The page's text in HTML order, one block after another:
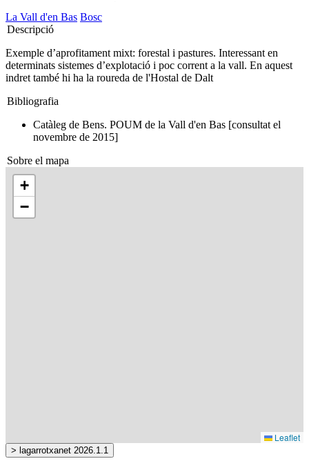
La Vall d'en Bas Bosc
Descripció
Exemple d’aprofitament mixt: forestal i pastures. Interessant en
determinats sistemes d’explotació i poc corrent a la vall. En aquest
indret també hi ha la roureda de l'Hostal de Dalt
Bibliografia
Catàleg de Bens. POUM de la Vall d'en Bas [consultat el
novembre de 2015]
Sobre el mapa
+
−
Leaflet
> lagarrotxanet 2026.1.1